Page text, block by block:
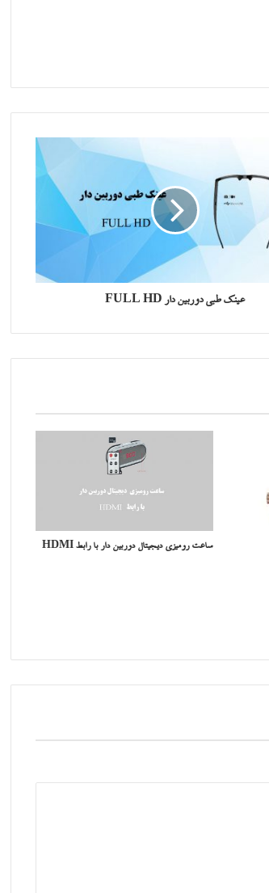
عینک طبی دوربین دار FULL HD
ساعت رومیزی دیجیتال دوربین دار با رابط HDMI